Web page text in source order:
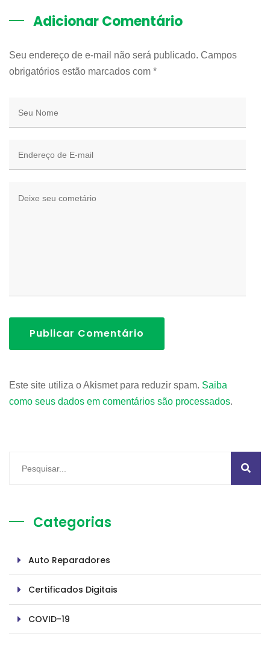
Adicionar Comentário
Seu endereço de e-mail não será publicado. Campos
obrigatórios estão marcados com *
Publicar Comentário
Este site utiliza o Akismet para reduzir spam. Saiba
como seus dados em comentários são processados.
Categorias
Auto Reparadores
Certificados Digitais
COVID-19